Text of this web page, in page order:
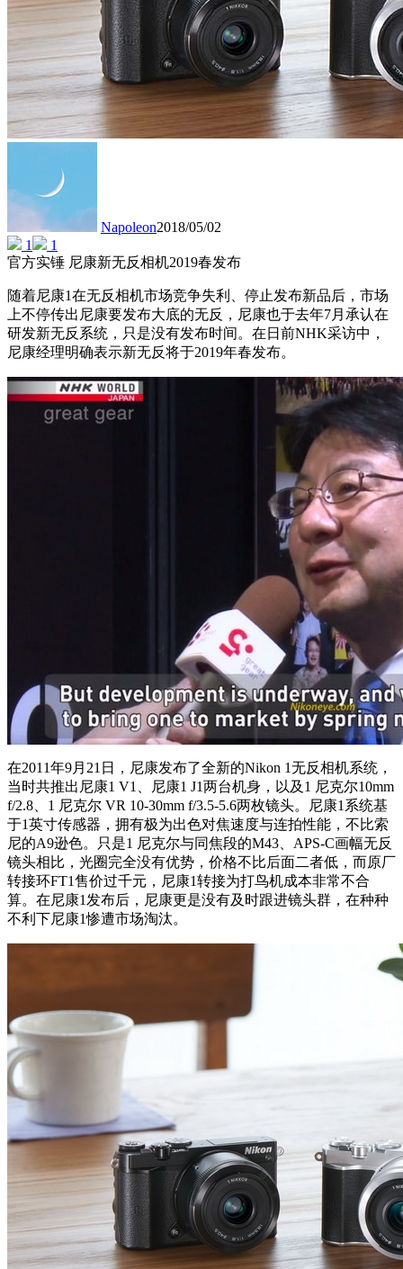
Napoleon2018/05/02
1
1
官方实锤 尼康新无反相机2019春发布
随着尼康1在无反相机市场竞争失利、停止发布新品后，市场
上不停传出尼康要发布大底的无反，尼康也于去年7月承认在
研发新无反系统，只是没有发布时间。在日前NHK采访中，
尼康经理明确表示新无反将于2019年春发布。
在2011年9月21日，尼康发布了全新的Nikon 1无反相机系统，
当时共推出尼康1 V1、尼康1 J1两台机身，以及1 尼克尔10mm
f/2.8、1 尼克尔 VR 10-30mm f/3.5-5.6两枚镜头。尼康1系统基
于1英寸传感器，拥有极为出色对焦速度与连拍性能，不比索
尼的A9逊色。只是1 尼克尔与同焦段的M43、APS-C画幅无反
镜头相比，光圈完全没有优势，价格不比后面二者低，而原厂
转接环FT1售价过千元，尼康1转接为打鸟机成本非常不合
算。在尼康1发布后，尼康更是没有及时跟进镜头群，在种种
不利下尼康1惨遭市场淘汰。